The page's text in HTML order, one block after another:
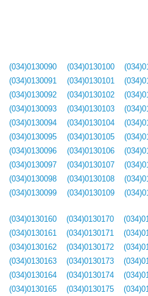
(034)0130090
(034)0130091
(034)0130092
(034)0130093
(034)0130094
(034)0130095
(034)0130096
(034)0130097
(034)0130098
(034)0130099
(034)0130100
(034)0130101
(034)0130102
(034)0130103
(034)0130104
(034)0130105
(034)0130106
(034)0130107
(034)0130108
(034)0130109
(034)0130160
(034)0130161
(034)0130162
(034)0130163
(034)0130164
(034)0130165
(034)0130170
(034)0130171
(034)0130172
(034)0130173
(034)0130174
(034)0130175